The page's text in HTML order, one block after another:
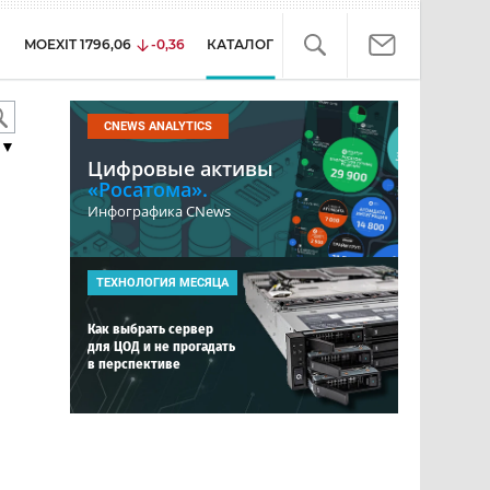
MOEXIT 1796,06 -0,36 КАТАЛОГ
CNEWS ANALYTICS
Цифровые активы
«Росатома».
Инфографика CNews
ТЕХНОЛОГИЯ МЕСЯЦА
Как выбрать сервер
для ЦОД и не прогадать
в перспективе